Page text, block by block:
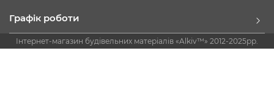
Графік роботи
Інтернет-магазин будівельних матеріалів «Alkiv™» 2012-2025рр.